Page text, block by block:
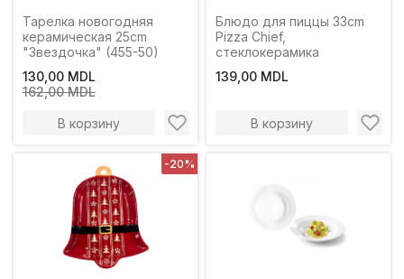
Тарелка новогодняя
керамическая 25cm
"Звездочка" (455-50)
130,00 MDL
162,00 MDL
В корзину
Блюдо для пиццы 33cm
Pizza Chief,
стеклокерамика
139,00 MDL
В корзину
-20%